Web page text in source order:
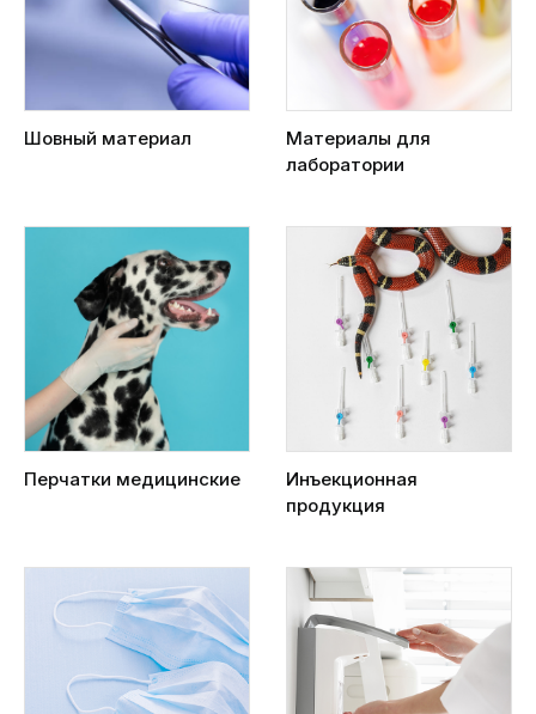
Шовный материал
Материалы для
лаборатории
Перчатки медицинские
Инъекционная
продукция